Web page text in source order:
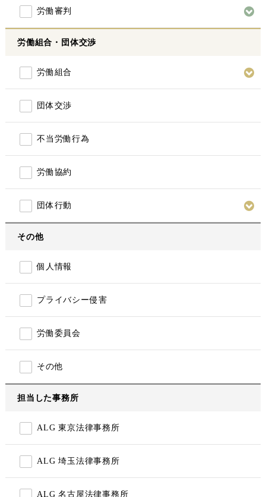
労働審判
労働組合・団体交渉
労働組合
団体交渉
不当労働行為
労働協約
団体行動
その他
個人情報
プライバシー侵害
労働委員会
その他
担当した事務所
ALG 東京法律事務所
ALG 埼玉法律事務所
ALG 名古屋法律事務所